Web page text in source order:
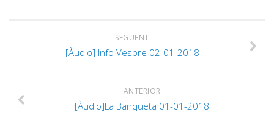
SEGÜENT
[Àudio] Info Vespre 02-01-2018
ANTERIOR
[Àudio]La Banqueta 01-01-2018